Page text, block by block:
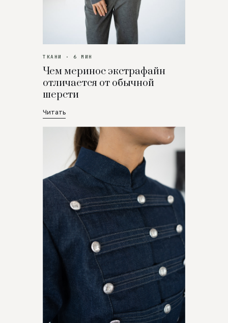
ТКАНИ · 6 МИН
Чем меринос экстрафайн
отличается от обычной
шерсти
Читать